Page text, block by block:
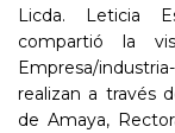
Licda. Leticia
compartió la
Empresa/
realizan a través
de Amaya,